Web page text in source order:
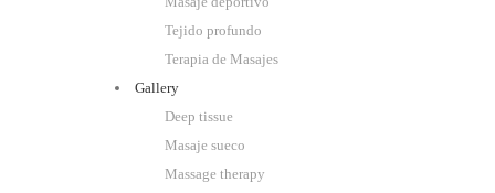
Tejido profundo
Terapia de Masajes
Gallery
Deep tissue
Masaje sueco
Massage therapy